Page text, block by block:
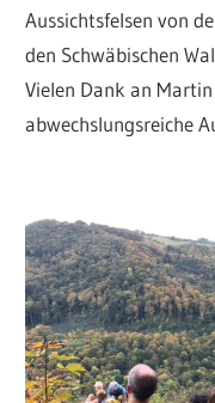
Aussichtsfelsen von
den Schwäbischen
Vielen Dank an
abwechslungsreiche